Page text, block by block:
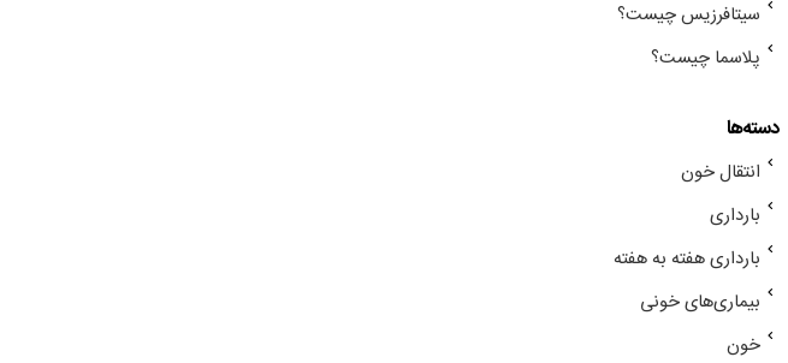
سیتافرزیس چیست؟
پلاسما چیست؟
دسته‌ها
انتقال خون
بارداری
بارداری هفته به هفته
بیماری‌های خونی
خون